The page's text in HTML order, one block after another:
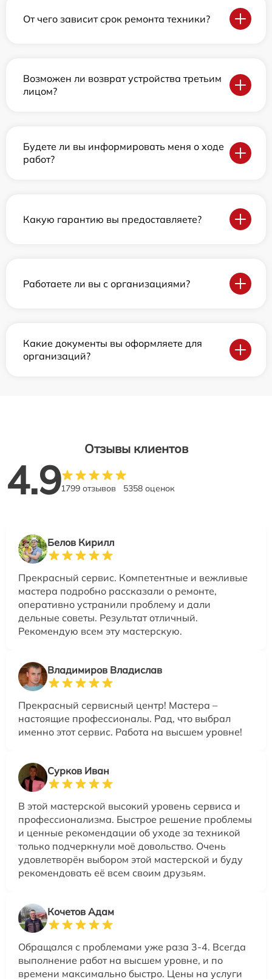
От чего зависит срок ремонта техники?
Возможен ли возврат устройства третьим
лицом?
Будете ли вы информировать меня о ходе
работ?
Какую гарантию вы предоставляете?
Работаете ли вы с организациями?
Какие документы вы оформляете для
организаций?
Отзывы клиентов
4.91799 отзывов 5358 оценок
Белов Кирилл
Прекрасный сервис. Компетентные и вежливые
мастера подробно рассказали о ремонте,
оперативно устранили проблему и дали
дельные советы. Результат отличный.
Рекомендую всем эту мастерскую.
Владимиров Владислав
Прекрасный сервисный центр! Мастера –
настоящие профессионалы. Рад, что выбрал
именно этот сервис. Работа на высшем уровне!
Сурков Иван
В этой мастерской высокий уровень сервиса и
профессионализма. Быстрое решение проблемы
и ценные рекомендации об уходе за техникой
только подчеркнули моё довольство. Очень
удовлетворён выбором этой мастерской и буду
рекомендовать её всем своим друзьям.
Кочетов Адам
Обращался с проблемами уже раза 3-4. Всегда
выполнение работ на высшем уровне, и по
времени максимально быстро. Цены на услуги